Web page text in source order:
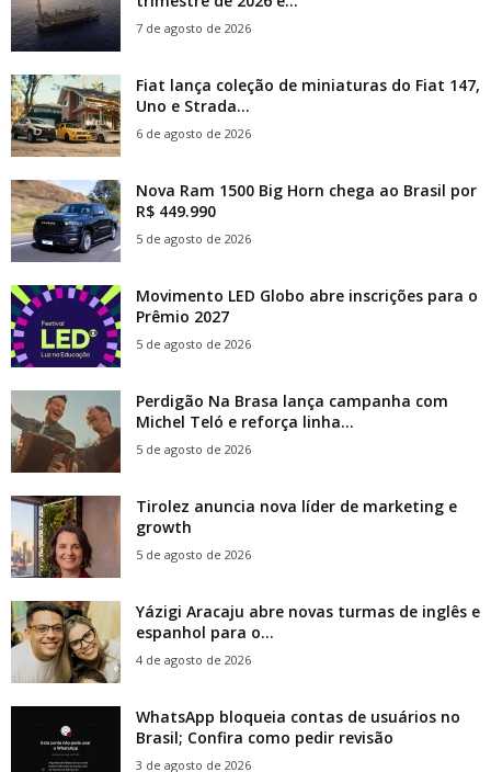
7 de agosto de 2026
Fiat lança coleção de miniaturas do Fiat 147,
Uno e Strada...
6 de agosto de 2026
Nova Ram 1500 Big Horn chega ao Brasil por
R$ 449.990
5 de agosto de 2026
Movimento LED Globo abre inscrições para o
Prêmio 2027
5 de agosto de 2026
Perdigão Na Brasa lança campanha com
Michel Teló e reforça linha...
5 de agosto de 2026
Tirolez anuncia nova líder de marketing e
growth
5 de agosto de 2026
Yázigi Aracaju abre novas turmas de inglês e
espanhol para o...
4 de agosto de 2026
WhatsApp bloqueia contas de usuários no
Brasil; Confira como pedir revisão
3 de agosto de 2026